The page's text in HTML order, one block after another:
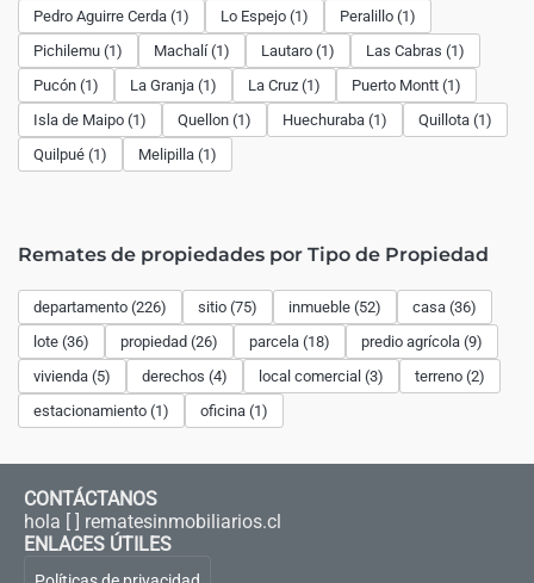
Pedro Aguirre Cerda (1)
Lo Espejo (1)
Peralillo (1)
Pichilemu (1)
Machalí (1) Lautaro (1)
Las Cabras (1)
Pucón (1)
La Granja (1) La Cruz (1)
Puerto Montt (1)
Isla de Maipo (1)
Quellon (1) Huechuraba (1)
Quillota (1)
Quilpué (1)
Melipilla (1)
Remates de propiedades por Tipo de Propiedad
departamento (226) sitio (75) inmueble (52)
casa (36)
lote (36)
propiedad (26) parcela (18)
predio agrícola (9)
vivienda (5)
derechos (4) local comercial (3)
terreno (2)
estacionamiento (1)
oficina (1)
CONTÁCTANOS
hola [ ] rematesinmobiliarios.cl
ENLACES ÚTILES